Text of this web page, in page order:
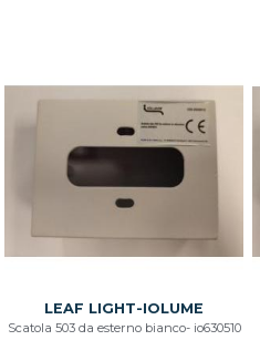
LEAF LIGHT-IOLUME
Scatola 503 da esterno bianco- io630510